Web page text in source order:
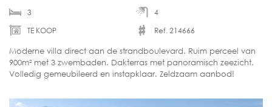
3
4
TE KOOP
Ref. 214666
Moderne villa direct aan de strandboulevard. Ruim perceel van
900m² met 3 zwembaden. Dakterras met panoramisch zeezicht.
Volledig gemeubileerd en instapklaar. Zeldzaam aanbod!